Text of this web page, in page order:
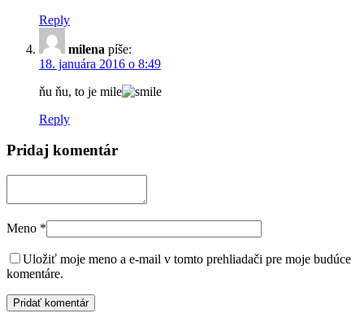
Reply
milena píše:
18. januára 2016 o 8:49
ňu ňu, to je mile
Reply
Pridaj komentár
Meno *
Uložiť moje meno a e-mail v tomto prehliadači pre moje budúce
komentáre.